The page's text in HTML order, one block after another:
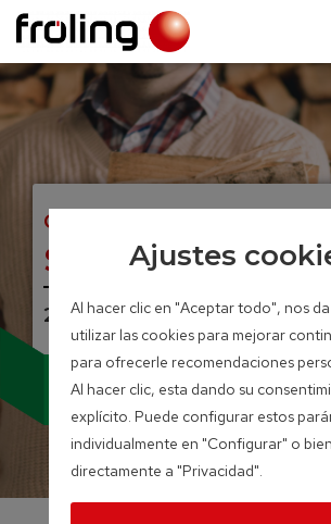
CALDERA PARA LEÑA
S3 Turbo
20 – 45 kW
AHORA CON SONDA
LAMBDA DE BANDA
ANCHA Y SERVOMOTORES
Ajustes
Al hacer clic en "Aceptar todo", nos
utilizar las cookies para mejorar
para ofrecerle recomendaciones
Al hacer clic, esta dando su
explícito. Puede configurar estos
individualmente en "Configurar" o
directamente a "Privacidad".